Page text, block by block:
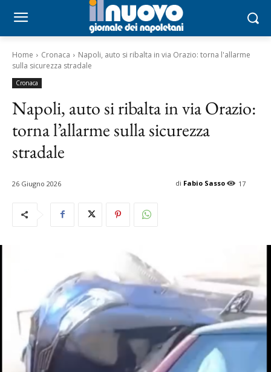
Home Cronaca
Napoli, auto si ribalta in via Orazio: torna l'allarme
sulla sicurezza stradale
Cronaca
Napoli, auto si ribalta in via Orazio:
torna l’allarme sulla sicurezza
stradale
26 Giugno 2026 17
di Fabio Sasso